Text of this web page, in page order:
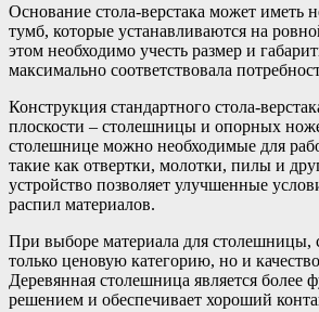
Основание стола-верстака может иметь
тумб, которые устанавливаются на
этом необходимо учесть размер и
максимально соответствовала
Конструкция стандартного стола-
плоскости – столешницы и опорных
столешнице можно необходимые для
такие как отвертки, молотки, пилы и
устройство позволяет улучшенные
распил материалов.
При выборе материала для столешницы,
только ценовую категорию, но и
Деревянная столешница является более
решением и обеспечивает хороший